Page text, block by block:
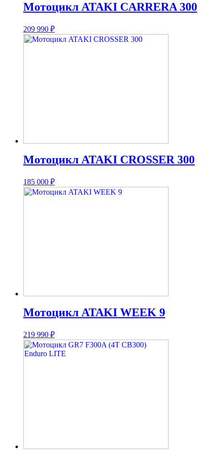
Мотоцикл ATAKI CARRERA 300
209 990 ₽
Мотоцикл ATAKI CROSSER 300
185 000 ₽
Мотоцикл ATAKI WEEK 9
219 990 ₽